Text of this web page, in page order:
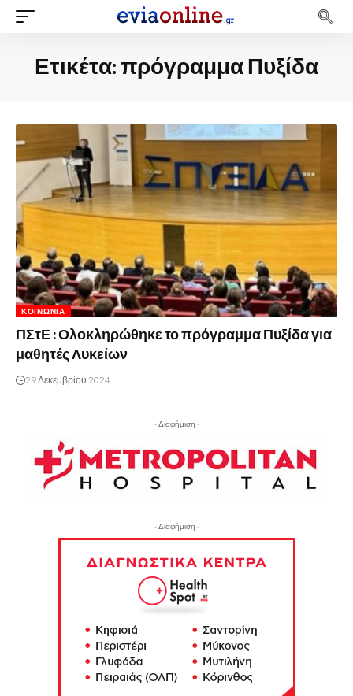
Ετικέτα:πρόγραμμα Πυξίδα
ΚΟΙΝΩΝΊΑ
ΠΣτΕ : Ολοκληρώθηκε το πρόγραμμα Πυξίδα για
μαθητές Λυκείων
29 Δεκεμβρίου 2024
- Διαφήμιση -
- Διαφήμιση -